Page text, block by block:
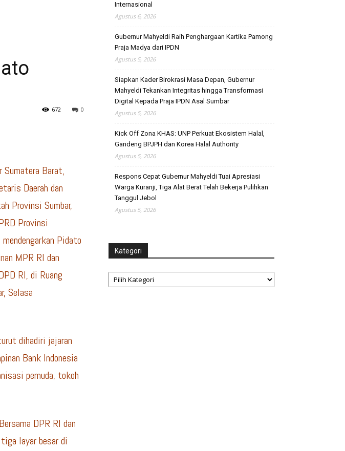
0
672
Sumatera Barat,
Daerah dan
Provinsi Sumbar,
Provinsi
Pidato
MPR RI dan
RI, di Ruang
Selasa
dihadiri jajaran
Bank Indonesia
pemuda, tokoh
DPR RI dan
layar besar di
Internasional
Agustus 6, 2026
Gubernur Mahyeldi Raih Penghargaan Kartika Pamong
Praja Madya dari IPDN
Agustus 5, 2026
Siapkan Kader Birokrasi Masa Depan, Gubernur
Mahyeldi Tekankan Integritas hingga Transformasi
Digital Kepada Praja IPDN Asal Sumbar
Agustus 5, 2026
Kick Off Zona KHAS: UNP Perkuat Ekosistem Halal,
Gandeng BPJPH dan Korea Halal Authority
Agustus 5, 2026
Respons Cepat Gubernur Mahyeldi Tuai Apresiasi
Warga Kuranji, Tiga Alat Berat Telah Bekerja Pulihkan
Tanggul Jebol
Agustus 5, 2026
Kategori
Kategori